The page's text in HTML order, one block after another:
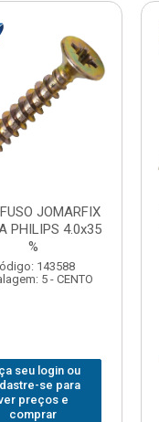
JOMARFIX
PHILIPS 4.0x35
%
143588
5 - CENTO
seu login ou
se para
preços e
comprar